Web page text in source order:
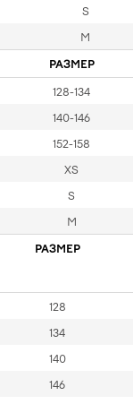
S
M
РАЗМЕР
128-134
140-146
152-158
XS
S
M
РАЗМЕР
128
134
140
146